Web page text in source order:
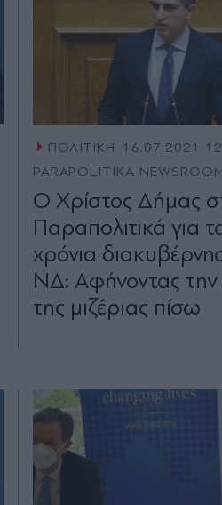
ΠΟΛΙΤΙΚΗ
16.07.2021
PARAPOLITIKA
Ο Χρίστος Δήμας
Παραπολιτικά για
χρόνια
ΝΔ: Αφήνοντας
της μιζέριας πίσω